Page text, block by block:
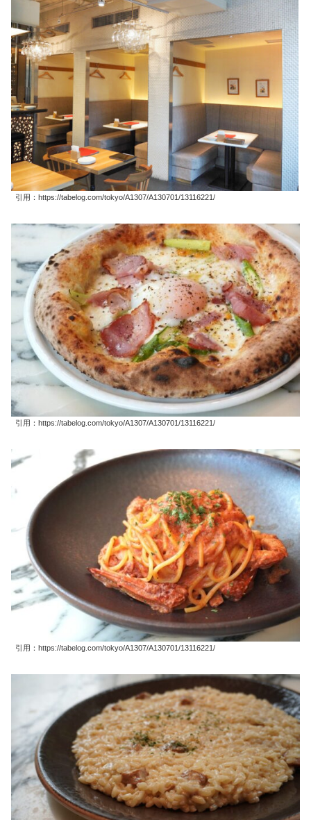
引用：https://tabelog.com/tokyo/A1307/A130701/13116221/
引用：https://tabelog.com/tokyo/A1307/A130701/13116221/
引用：https://tabelog.com/tokyo/A1307/A130701/13116221/